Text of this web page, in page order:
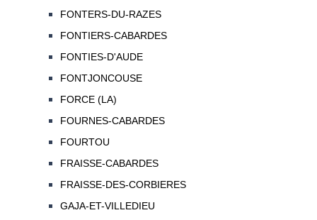
FONTERS-DU-RAZES
FONTIERS-CABARDES
FONTIES-D'AUDE
FONTJONCOUSE
FORCE (LA)
FOURNES-CABARDES
FOURTOU
FRAISSE-CABARDES
FRAISSE-DES-CORBIERES
GAJA-ET-VILLEDIEU